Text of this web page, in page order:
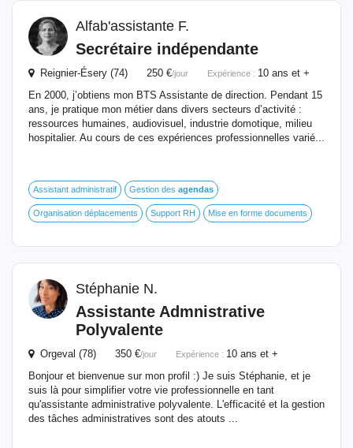
Alfab'assistante F.
Secrétaire indépendante
Reignier-Ésery (74) 250 €/jour Expérience : 10 ans et +
En 2000, j’obtiens mon BTS Assistante de direction. Pendant 15
ans, je pratique mon métier dans divers secteurs d’activité :
ressources humaines, audiovisuel, industrie domotique, milieu
hospitalier. Au cours de ces expériences professionnelles varié...
Assistant administratif Gestion des agendas
Organisation déplacements Support RH Mise en forme documents
Stéphanie N.
Assistante Admnistrative
Polyvalente
Orgeval (78) 350 €/jour Expérience : 10 ans et +
Bonjour et bienvenue sur mon profil :) Je suis Stéphanie, et je
suis là pour simplifier votre vie professionnelle en tant
qu'assistante administrative polyvalente. L'efficacité et la gestion
des tâches administratives sont des atouts ...